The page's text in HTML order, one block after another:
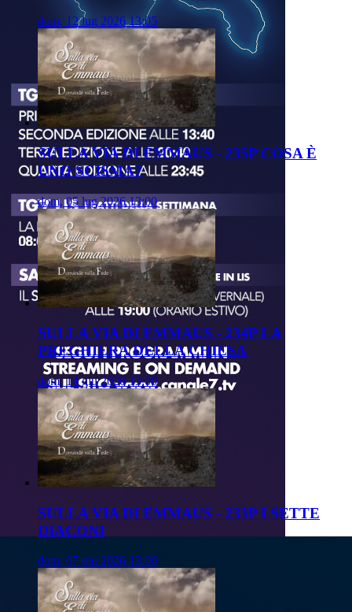
dom, 12 lug 2026 13:05
SULLA VIA DI EMMAUS - 235P COSA È
UNO SCISMA?
dom, 05 lug 2026 13:00
SULLA VIA DI EMMAUS - 234P LA
PREGHIERA DELLA CHIESA
dom, 14 giu 2026 13:00
SULLA VIA DI EMMAUS - 233P I SETTE
DIACONI
dom, 07 giu 2026 13:00